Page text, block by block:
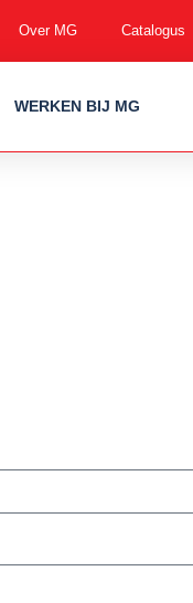
Over MG Catalogus
WERKEN BIJ MG